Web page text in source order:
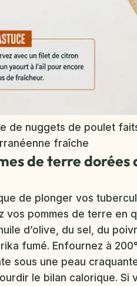
de nuggets de poulet
fraîche
de terre dorées
de plonger vos
vos pommes de terre en
d’olive, du sel, du
fumé. Enfournez à
sous une peau
le bilan calorique.